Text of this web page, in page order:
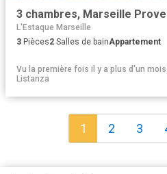
3 chambres, Marseille
L'Estaque Marseille
3 Pièces2 Salles de bainAppartement
Vu la première fois il y a plus d'un mois
Listanza
1 2 3